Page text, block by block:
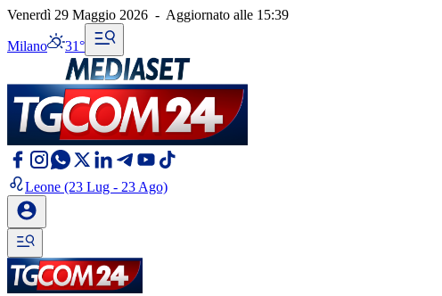
Venerdì 29 Maggio 2026 - Aggiornato alle 15:39
Milano 31°
Leone (23 Lug - 23 Ago)